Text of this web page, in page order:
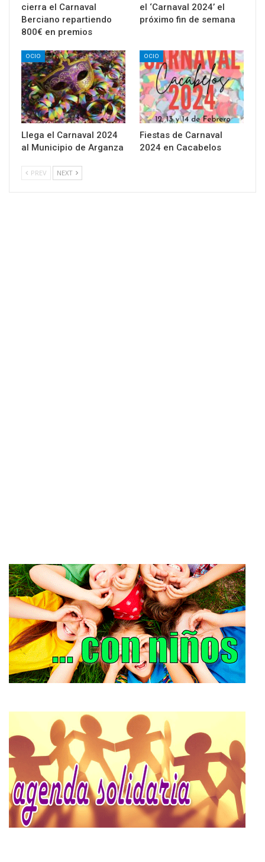
cierra el Carnaval
Berciano repartiendo
800€ en premios
el ‘Carnaval 2024’ el
próximo fin de semana
OCIO
Llega el Carnaval 2024
al Municipio de Arganza
OCIO
Fiestas de Carnaval
2024 en Cacabelos
PREV NEXT